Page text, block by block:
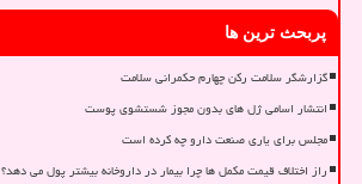
پربحث ترین ها
گزارشگر سلامت رکن چهارم حکمرانی سلامت
انتشار اسامی ژل های بدون مجوز شستشوی پوست
مجلس برای یاری صنعت دارو چه کرده است
راز اختلاف قیمت مکمل ها چرا بیمار در داروخانه بیشتر پول می دهد؟